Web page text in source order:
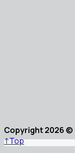
Copyright 2026 ©
↑Top